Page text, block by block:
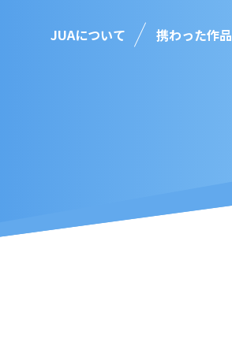
JUAについて 携わった作品